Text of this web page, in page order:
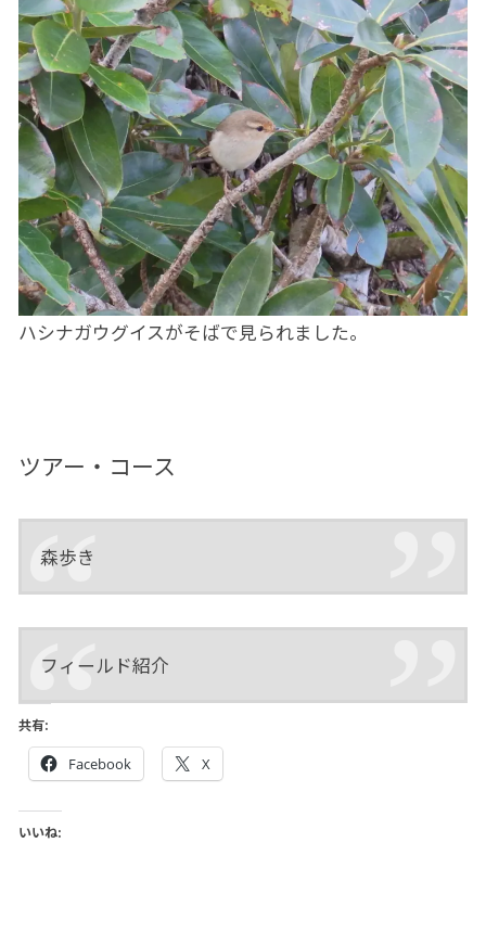
ハシナガウグイスがそばで見られました。
ツアー・コース
森歩き
フィールド紹介
共有:
Facebook X
いいね: